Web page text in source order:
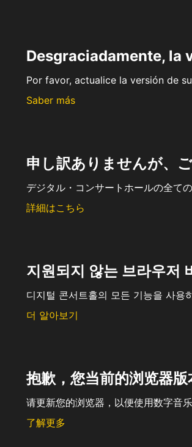
Desgraciadamente, la
Por favor, actualice la versión de
Saber más
申し訳ありませんが、
デジタル・コンサートホールの全て
詳細はこちら
지원되지 않는 브라우저
디지털 콘서트홀의 모든 기능을 사용
더 알아보기
抱歉，您当前的浏览器版
请更新您的浏览器，以便使用数字音乐
了解更多